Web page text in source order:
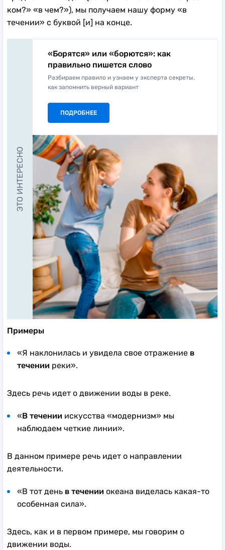
ком?» «в чем?»), мы получаем нашу форму «в
течении» с буквой [и] на конце.
ЭТО ИНТЕРЕСНО
«Борятся» или «борются»: как
правильно пишется слово
Разбираем правило и узнаем у эксперта секреты,
как запомнить верный вариант
ПОДРОБНЕЕ
Примеры
«Я наклонилась и увидела свое отражение в
течении реки».
Здесь речь идет о движении воды в реке.
«В течении искусства «модернизм» мы
наблюдаем четкие линии».
В данном примере речь идет о направлении
деятельности.
«В тот день в течении океана виделась какая-то
особенная сила».
Здесь, как и в первом примере, мы говорим о
движении воды.